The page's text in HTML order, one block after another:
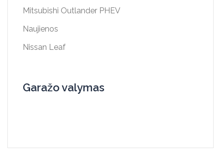
Mitsubishi Outlander PHEV
Naujienos
Nissan Leaf
Garažo valymas